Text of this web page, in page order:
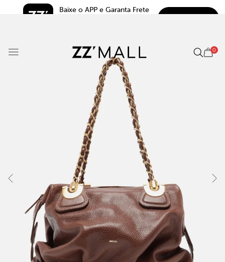
Baixe o APP e Garanta Frete
0